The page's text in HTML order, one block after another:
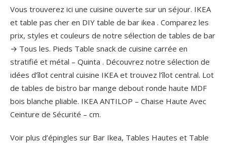
Vous trouverez ici une cuisine ouverte sur un séjour. IKEA
et table pas cher en DIY table de bar ikea . Comparez les
prix, styles et couleurs de notre sélection de tables de bar
→ Tous les. Pieds Table snack de cuisine carrée en
stratifié et métal – Quinta . Découvrez notre sélection de
idées d’îlot central cuisine IKEA et trouvez l’îlot central. Lot
de tables de bistro bar mange debout ronde haute MDF
bois blanche pliable. IKEA ANTILOP – Chaise Haute Avec
Ceinture de Sécurité – cm.
Voir plus d’épingles sur Bar Ikea, Tables Hautes et Table